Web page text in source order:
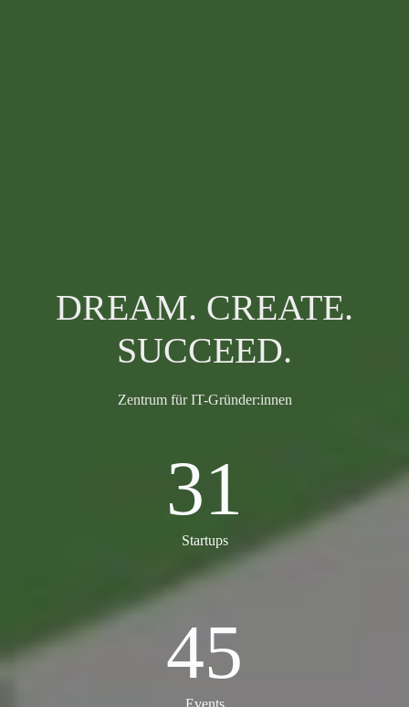
DREAM. CREATE.
SUCCEED.
Zentrum für IT-Gründer:innen
31
Startups
45
Events